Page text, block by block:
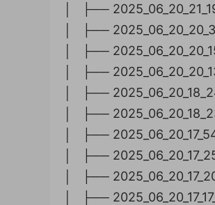
│ ├──
│ ├──
│ ├──
│ ├──
│ ├──
│ ├──
│ ├──
│ ├──
│ ├──
│ ├──